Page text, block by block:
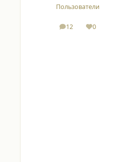
Пользователи
12
сообщения
0
Репутация